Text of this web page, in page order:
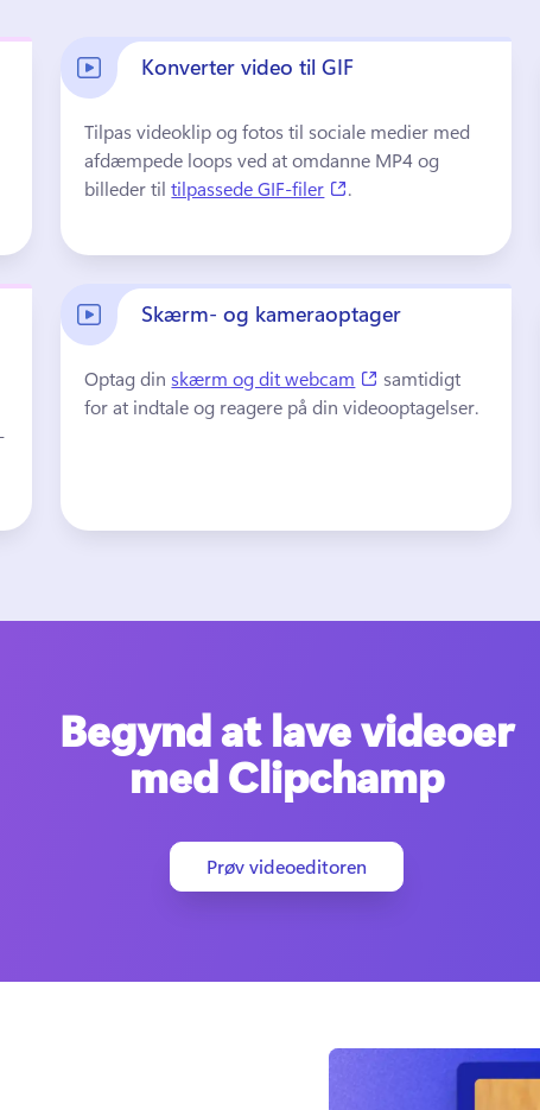
in a new tab)
Konverter video til GIF
Tilpas videoklip og fotos til sociale medier med
afdæmpede loops ved at omdanne MP4 og
billeder til tilpassede GIF-filer .
Skærm- og kameraoptager
Optag din skærm og dit webcam (opens in a new tab)
samtidigt
for at indtale og reagere på din videooptagelser.
Begynd at lave videoer
med Clipchamp
Prøv videoeditoren